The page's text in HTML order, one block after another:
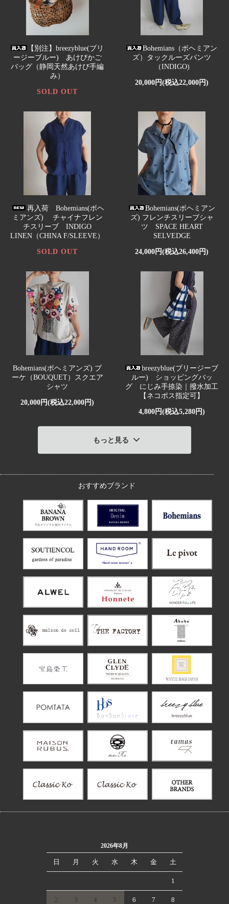
【別注】breezyblue(ブリ
ージーブルー) あけびかご
バッグ（静岡天然あけび手編
み）
SOLD OUT
Bohemians（ボヘミアン
ズ）タックルーズパンツ
（INDIGO)
20,000円(税込22,000円)
再入荷 Bohemians(ボヘ
ミアンズ) チャイナフレン
チスリーブ INDIGO
LINEN（CHINA F/SLEEVE）
SOLD OUT
Bohemians(ボヘミアン
ズ) フレンチスリーブシャ
ツ SPACE HEART
SELVEDGE
24,000円(税込26,400円)
Bohemians(ボヘミアンズ) ブ
ーケ（BOUQUET）スクエア
シャツ
20,000円(税込22,000円)
breezyblue(ブリージーブ
ルー) ショッピングバッ
グ にじみ手捺染｜撥水加工
【ネコポス指定可】
4,800円(税込5,280円)
もっと見る
おすすめブランド
2026年8月
日 月 火 水 木 金 土
1
2 3 4 5 6 7 8